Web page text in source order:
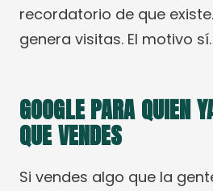
recordatorio de que
genera visitas. El motivo sí.
GOOGLE PARA QUIEN
QUE VENDES
Si vendes algo que la